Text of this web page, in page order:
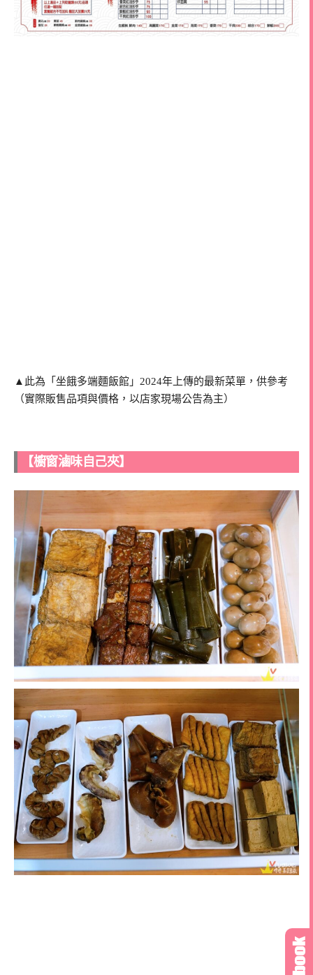
▲此為「坐餓多端麵飯館」2024年上傳的最新菜單，供參考
（實際販售品項與價格，以店家現場公告為主）
【櫥窗滷味自己夾】